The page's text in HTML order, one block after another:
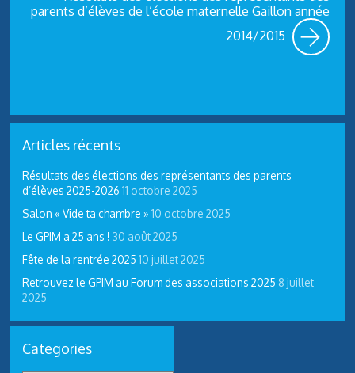
parents d’élèves de l’école maternelle Gaillon année
2014/2015
Articles récents
Résultats des élections des représentants des parents
d’élèves 2025-2026 11 octobre 2025
Salon « Vide ta chambre » 10 octobre 2025
Le GPIM a 25 ans ! 30 août 2025
Fête de la rentrée 2025 10 juillet 2025
Retrouvez le GPIM au Forum des associations 2025 8 juillet
2025
Categories